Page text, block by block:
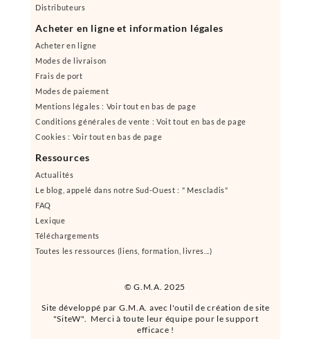
© G.M.A. 2025
Site développé par G.M.A. avec l'outil de création de site
"SiteW". Merci à toute leur équipe pour le support
efficace !
Distributeurs
Acheter en ligne et information légales
Acheter en ligne
Modes de livraison
Frais de port
Modes de paiement
Mentions légales : Voir tout en bas de page
Conditions générales de vente : Voit tout en bas de page
Cookies : Voir tout en bas de page
Ressources
Actualités
Le blog, appelé dans notre Sud-Ouest : " Mescladis"
FAQ
Lexique
Téléchargements
Toutes les ressources (liens, formation, livres...)